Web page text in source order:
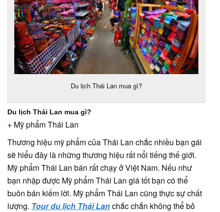
Du lịch Thái Lan mua gì?
Du lịch Thái Lan mua gì?
+ Mỹ phẩm Thái Lan
Thương hiệu mỹ phẩm của Thái Lan chắc nhiều bạn gái
sẽ hiểu đây là những thương hiệu rất nổi tiếng thế giới.
Mỹ phẩm Thái Lan bán rất chạy ở Việt Nam. Nếu như
bạn nhập được Mỹ phẩm Thái Lan giá tốt bạn có thể
buôn bán kiếm lời. Mỹ phẩm Thái Lan cũng thực sự chất
lượng. Tour du lịch Thái Lanchắc chắn không thể bỏ